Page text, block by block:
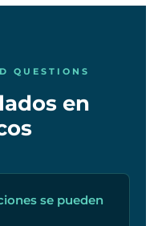
QUESTIONS
en
se pueden